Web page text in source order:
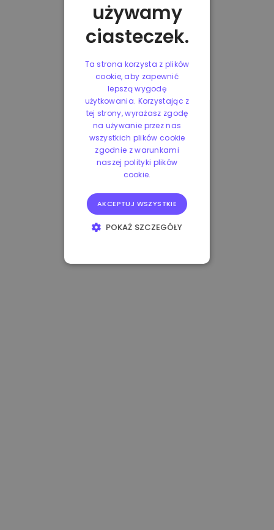
używamy
ciasteczek.
Ta strona korzysta z plików
cookie, aby zapewnić
lepszą wygodę
użytkowania. Korzystając z
tej strony, wyrażasz zgodę
na używanie przez nas
wszystkich plików cookie
zgodnie z warunkami
naszej polityki plików
cookie.
AKCEPTUJ WSZYSTKIE
POKAŻ SZCZEGÓŁY